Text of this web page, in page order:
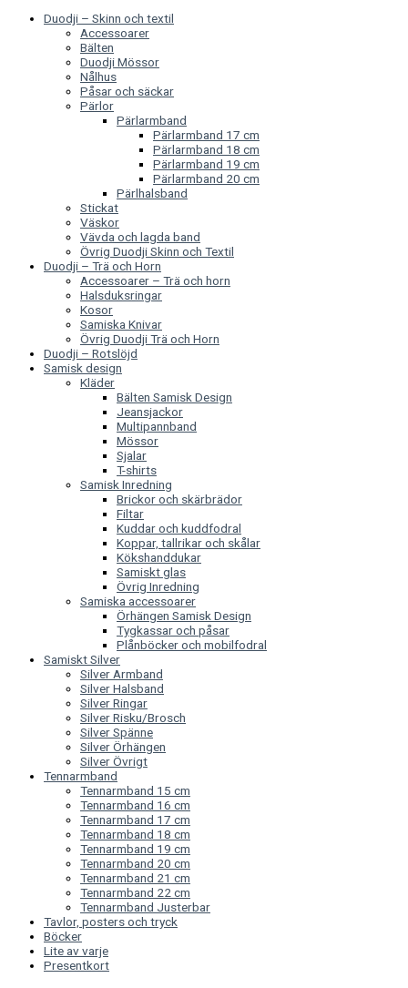
Duodji – Skinn och textil
Accessoarer
Bälten
Duodji Mössor
Nålhus
Påsar och säckar
Pärlor
Pärlarmband
Pärlarmband 17 cm
Pärlarmband 18 cm
Pärlarmband 19 cm
Pärlarmband 20 cm
Pärlhalsband
Stickat
Väskor
Vävda och lagda band
Övrig Duodji Skinn och Textil
Duodji – Trä och Horn
Accessoarer – Trä och horn
Halsduksringar
Kosor
Samiska Knivar
Övrig Duodji Trä och Horn
Duodji – Rotslöjd
Samisk design
Kläder
Bälten Samisk Design
Jeansjackor
Multipannband
Mössor
Sjalar
T-shirts
Samisk Inredning
Brickor och skärbrädor
Filtar
Kuddar och kuddfodral
Koppar, tallrikar och skålar
Kökshanddukar
Samiskt glas
Övrig Inredning
Samiska accessoarer
Örhängen Samisk Design
Tygkassar och påsar
Plånböcker och mobilfodral
Samiskt Silver
Silver Armband
Silver Halsband
Silver Ringar
Silver Risku/Brosch
Silver Spänne
Silver Örhängen
Silver Övrigt
Tennarmband
Tennarmband 15 cm
Tennarmband 16 cm
Tennarmband 17 cm
Tennarmband 18 cm
Tennarmband 19 cm
Tennarmband 20 cm
Tennarmband 21 cm
Tennarmband 22 cm
Tennarmband Justerbar
Tavlor, posters och tryck
Böcker
Lite av varje
Presentkort